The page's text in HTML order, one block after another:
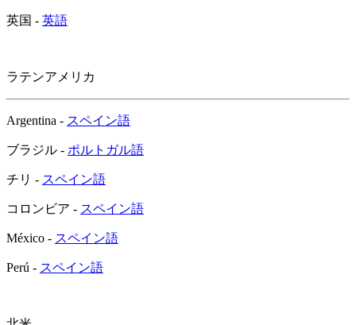
英国 - 英語
ラテンアメリカ
Argentina - スペイン語
ブラジル - ポルトガル語
チリ - スペイン語
コロンビア - スペイン語
México - スペイン語
Perú - スペイン語